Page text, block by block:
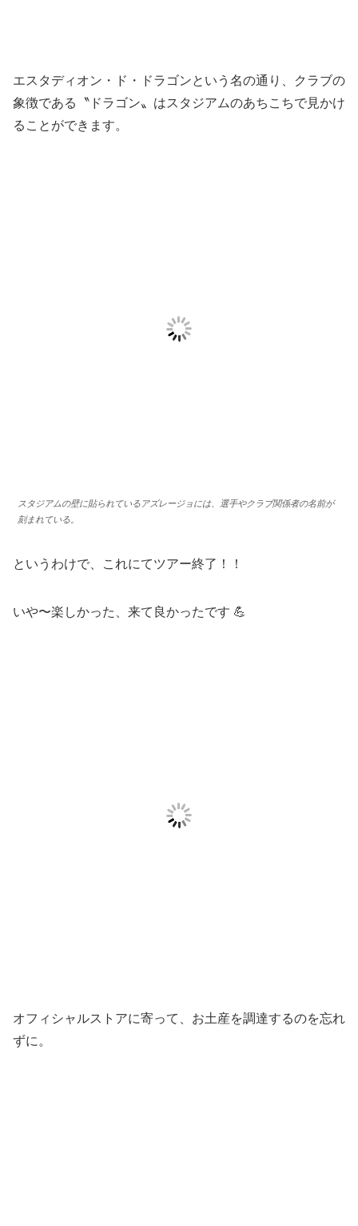
エスタディオン・ド・ドラゴンという名の通り、クラブの
象徴である〝ドラゴン〟はスタジアムのあちこちで見かけ
ることができます。
スタジアムの壁に貼られているアズレージョには、選手やクラブ関係者の名前が
刻まれている。
というわけで、これにてツアー終了！！
いや〜楽しかった、来て良かったです 💪
オフィシャルストアに寄って、お土産を調達するのを忘れ
ずに。